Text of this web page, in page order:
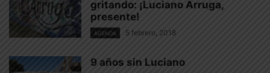
gritando: ¡Luciano Arruga,
presente!
AGENDA 5 febrero, 2018
9 años sin Luciano